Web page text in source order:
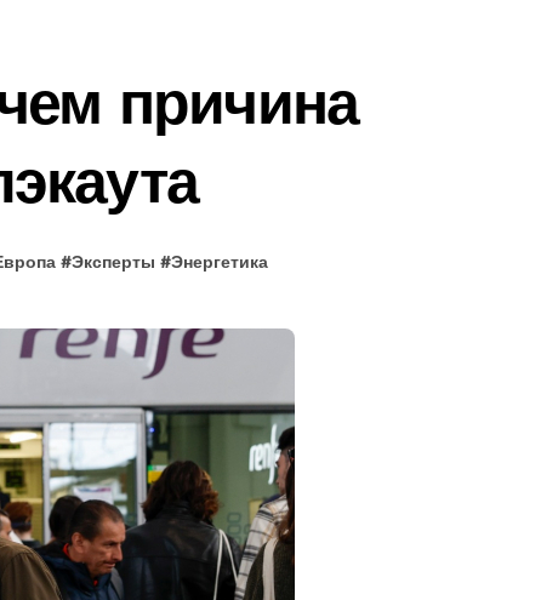
причина
#Эксперты #Энергетика